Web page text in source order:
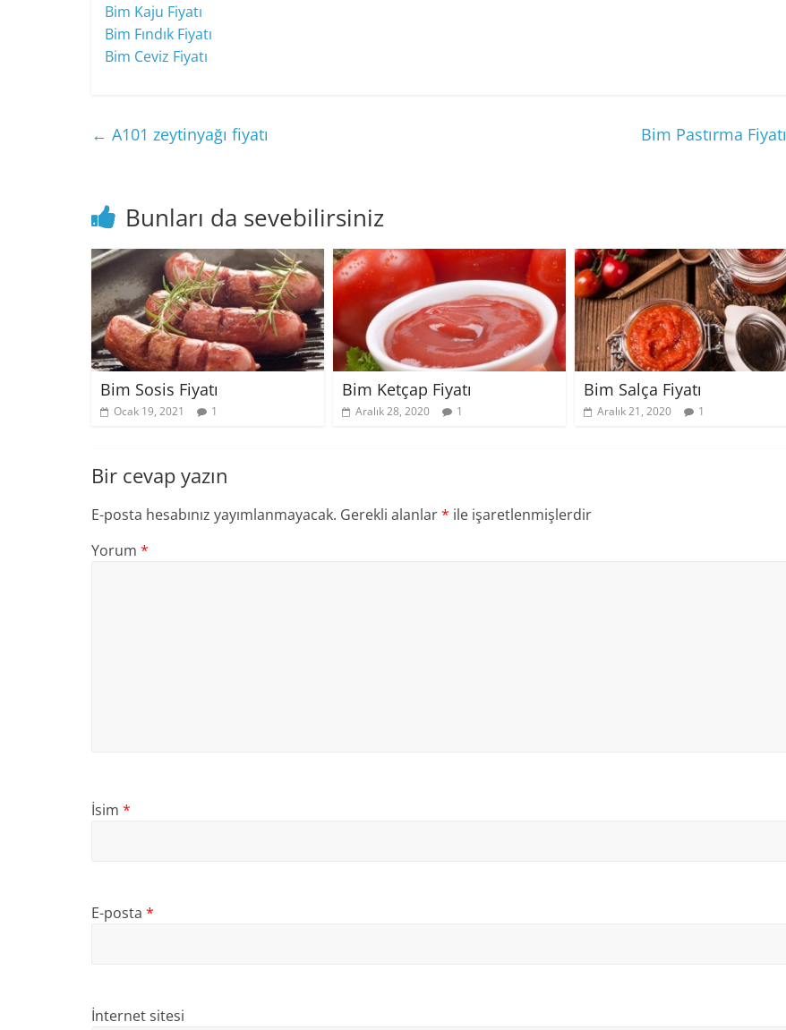
Bim Kaju Fiyatı
Bim Fındık Fiyatı
Bim Ceviz Fiyatı
← A101 zeytinyağı fiyatı Bim Pastırma Fiyatı
Bunları da sevebilirsiniz
Bim Sosis Fiyatı
Ocak 19, 2021 1
Bim Ketçap Fiyatı
Aralık 28, 2020 1
Bim Salça Fiyatı
Aralık 21, 2020 1
Bir cevap yazın
E-posta hesabınız yayımlanmayacak. Gerekli alanlar* ile işaretlenmişlerdir
Yorum *
İsim *
E-posta *
İnternet sitesi